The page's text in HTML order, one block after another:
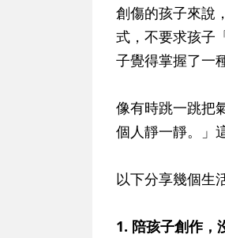
創傷的孩子來說
式，不要求孩子
子覺得掌握了一
像有時跳一跳把
個人靜一靜。」
以下分享幾個生
1. 陪孩子創作，